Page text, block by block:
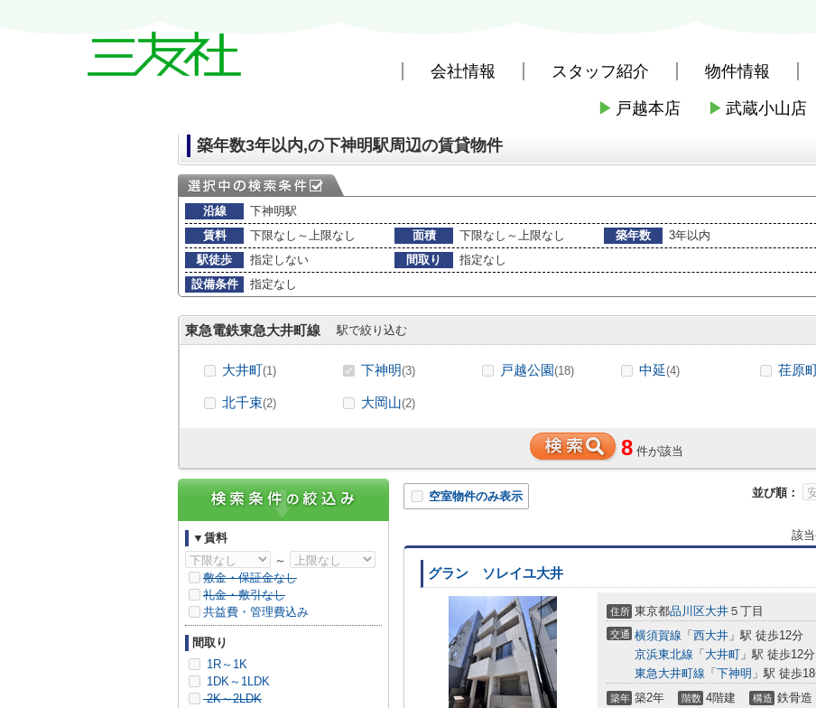
会社情報 スタッフ紹介 物件情報
▶ 戸越本店 ▶ 武蔵小山店
(賃貸)路線・駅から探す 東急電鉄東急大井町線 > 下神明駅
築年数3年以内,の下神明駅周辺の賃貸物件
沿線
下神明駅
賃料
下限なし～上限なし 面積 下限なし～上限なし 築年数
3年以内
駅徒歩
指定しない 間取り
指定なし
設備条件
指定なし
東急電鉄東急大井町線 駅で絞り込む
大井町(1) 下神明(3) 戸越公園(18) 中延(4) 荏原
北千束(2) 大岡山(2)
8 件が該当
並び順：
空室物件のみ表示
該
グラン ソレイユ大井
住所 東京都品川区大井 ５丁目
交通 横須賀線 「 西大井 」駅 徒歩12分
京浜東北線 「 大井町 」駅 徒歩12分
東急大井町線 「 下神明 」駅 徒歩
築年 築2年 階数 4階建 構造 鉄骨造
▼賃料
～
敷金・保証金なし
礼金・敷引なし
共益費・管理費込み
間取り
1R～1K
1DK～1LDK
2K～2LDK